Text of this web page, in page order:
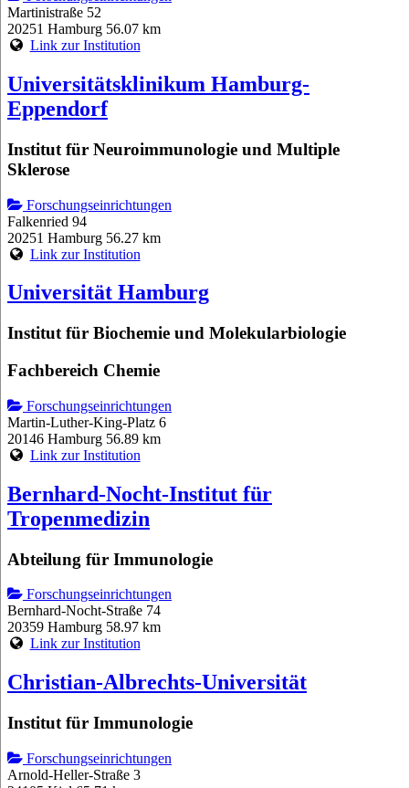
Martinistraße 52
20251 Hamburg 56.07 km
Link zur Institution
Universitätsklinikum Hamburg-
Eppendorf
Institut für Neuroimmunologie und Multiple
Sklerose
Forschungseinrichtungen
Falkenried 94
20251 Hamburg 56.27 km
Link zur Institution
Universität Hamburg
Institut für Biochemie und Molekularbiologie
Fachbereich Chemie
Forschungseinrichtungen
Martin-Luther-King-Platz 6
20146 Hamburg 56.89 km
Link zur Institution
Bernhard-Nocht-Institut für
Tropenmedizin
Abteilung für Immunologie
Forschungseinrichtungen
Bernhard-Nocht-Straße 74
20359 Hamburg 58.97 km
Link zur Institution
Christian-Albrechts-Universität
Institut für Immunologie
Forschungseinrichtungen
Arnold-Heller-Straße 3